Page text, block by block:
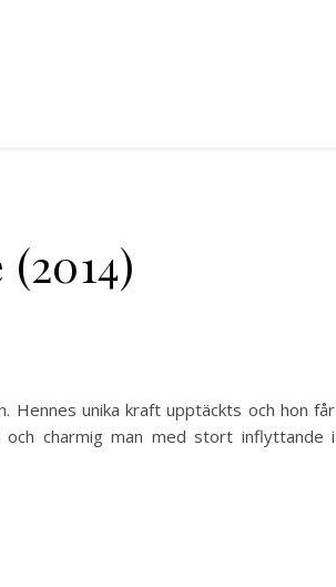
Hennes unika kraft upptäckts och hon får
charmig man med stort inflyttande i